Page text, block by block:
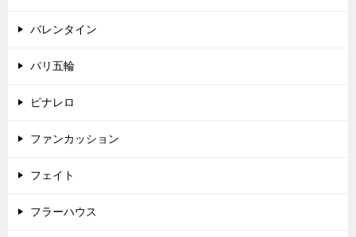
バレンタイン
パリ五輪
ピナレロ
ファンカッション
フェイト
フラーハウス